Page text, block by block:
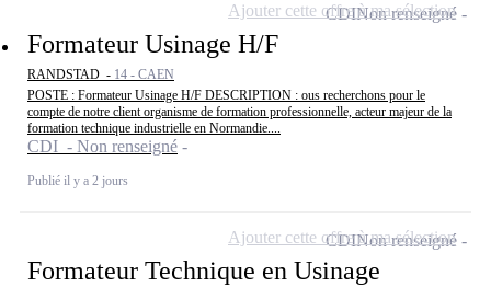
Formateur Usinage H/F
RANDSTAD - 14 - CAEN
POSTE : Formateur Usinage H/F DESCRIPTION : ous recherchons pour le
compte de notre client organisme de formation professionnelle, acteur majeur de la
formation technique industrielle en Normandie....
CDI - Non renseigné
Publié il y a 2 jours
CDINon renseigné
Ajouter cette offre à ma sélection
Formateur Technique en Usinage
CDINon renseigné
Ajouter cette offre à ma sélection